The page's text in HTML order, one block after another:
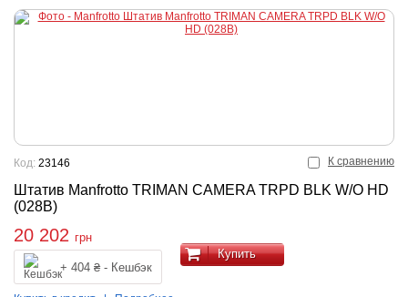
К сравнению
Штатив Manfrotto TRIMAN CAMERA TRPD BLK W/O HD
(028B)
Код: 23146
20 202 грн
+ 404 ₴ - Кешбэк
Купить